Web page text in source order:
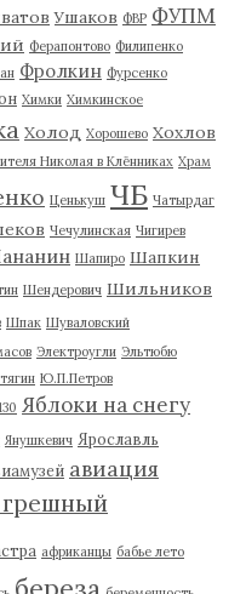
Ушаков ФВР ФУПМ
Ферапонтово Филипенко
Фролкин Фурсенко
Химки Химкинское
Холод Хорошево Хохлов
Николая в Клённиках Храм
Ценькуш ЧБ Чатырдаг
Чечулинская Чигирев
Шапиро Шапкин
Шендерович Шильников
Шпак Шуваловский
Электроугли Эльтюбю
Ю.П.Петров
Яблоки на снегу
Янушкевич Ярославль
авиация
грешный
африканцы бабье лето